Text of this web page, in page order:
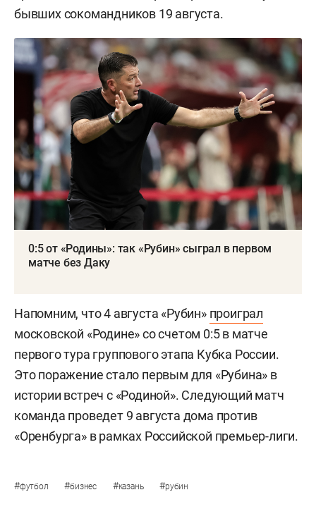
бывших сокомандников 19 августа.
0:5 от «Родины»: так «Рубин» сыграл в первом
матче без Даку
Напомним, что 4 августа «Рубин» проиграл
московской «Родине» со счетом 0:5 в матче
первого тура группового этапа Кубка России.
Это поражение стало первым для «Рубина» в
истории встреч с «Родиной». Следующий матч
команда проведет 9 августа дома против
«Оренбурга» в рамках Российской премьер-лиги.
#футбол #бизнес #казань #рубин